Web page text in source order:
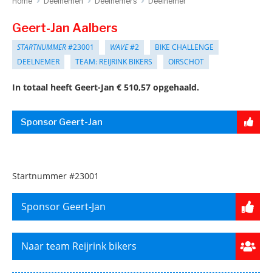
Geert-Jan Aalbers
STARTNUMMER#23001 WAVE#2
BIKE CHALLENGE
DEELNEMER
TEAM: REIJRINK BIKERS OIRSCHOT
In totaal heeft Geert-Jan € 510,57 opgehaald.
Sponsor Geert-Jan
Startnummer #23001
Sponsor Geert-Jan
Naar team Reijrink bikers